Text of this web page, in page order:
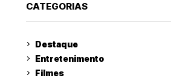
CATEGORIAS
Destaque
Entretenimento
Filmes